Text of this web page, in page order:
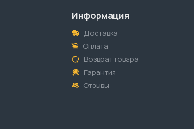
Информация
Доставка
Оплата
Возврат товара
Гарантия
Отзывы